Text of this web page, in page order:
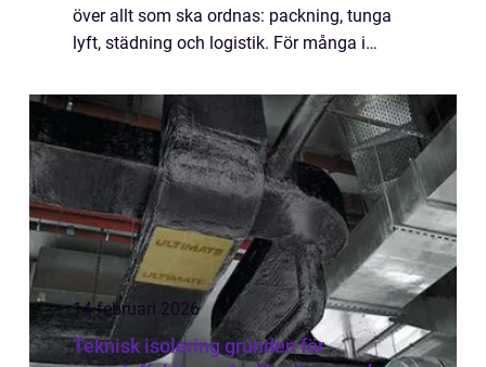
över allt som ska ordnas: packning, tunga
lyft, städning och logistik. För många i
professionell flytthjälp sundsvall för att
spara...
14 februari 2026
Teknisk isolering grunden för